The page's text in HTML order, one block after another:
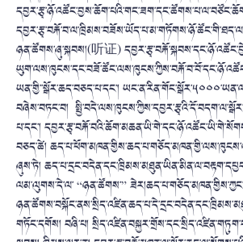
ཉན་ཚོགས་ཞུ་སྐབས།(听证)
ཡན་གྱི་་སྒོར་ཆད་བཅད་པ་དང་།
བཞེས་བཏང་བ།
པ་དང་།
བཅད་ཚེ།
ཞུས་ཏེ།
ལམ་ལུགས་དེ་ལ་ “ཉན་ཚོགས་”
གཏོང་དགོས། བཞི་པ།